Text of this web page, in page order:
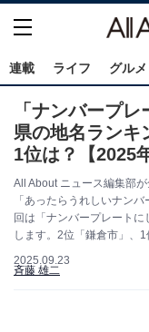
連載 ライフ グルメ
「ナンバープ
県の地名ランキ
1位は？【2025
All About ニュース編集部
「あったらうれしいナン
回は「ナンバープレート
します。2位「鎌倉市」、1
2025.09.23
斉藤 雄二